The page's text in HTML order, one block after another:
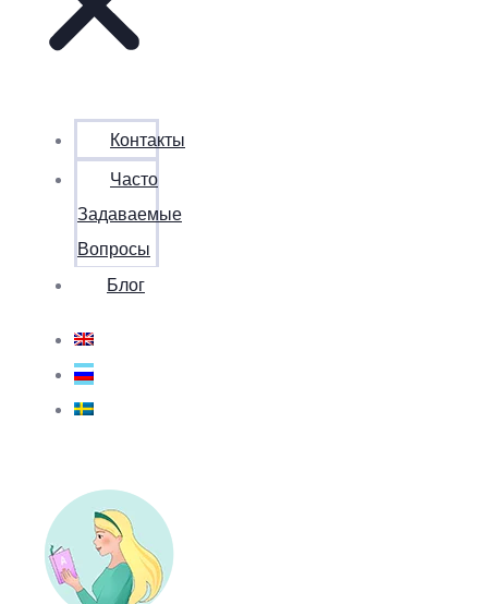
Контакты
Часто
Задаваемые
Вопросы
Блог